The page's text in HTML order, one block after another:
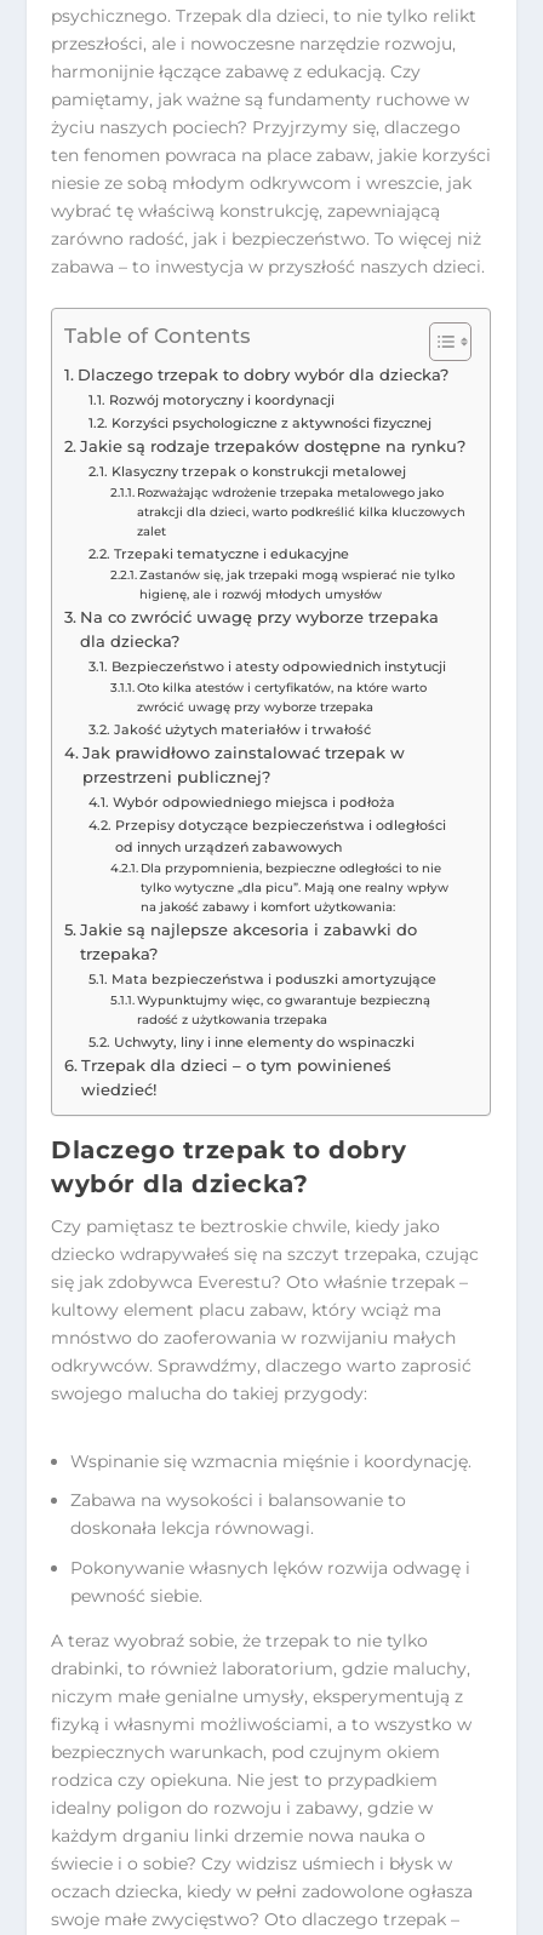
psychicznego. Trzepak dla dzieci, to nie tylko relikt
przeszłości, ale i nowoczesne narzędzie rozwoju,
harmonijnie łączące zabawę z edukacją. Czy
pamiętamy, jak ważne są fundamenty ruchowe w
życiu naszych pociech? Przyjrzymy się, dlaczego
ten fenomen powraca na place zabaw, jakie korzyści
niesie ze sobą młodym odkrywcom i wreszcie, jak
wybrać tę właściwą konstrukcję, zapewniającą
zarówno radość, jak i bezpieczeństwo. To więcej niż
zabawa – to inwestycja w przyszłość naszych dzieci.
Table of Contents
Dlaczego trzepak to dobry wybór dla dziecka?
Rozwój motoryczny i koordynacji
Korzyści psychologiczne z aktywności fizycznej
Jakie są rodzaje trzepaków dostępne na rynku?
Klasyczny trzepak o konstrukcji metalowej
Rozważając wdrożenie trzepaka metalowego jako
atrakcji dla dzieci, warto podkreślić kilka kluczowych
zalet
Trzepaki tematyczne i edukacyjne
Zastanów się, jak trzepaki mogą wspierać nie tylko
higienę, ale i rozwój młodych umysłów
Na co zwrócić uwagę przy wyborze trzepaka
dla dziecka?
Bezpieczeństwo i atesty odpowiednich instytucji
Oto kilka atestów i certyfikatów, na które warto
zwrócić uwagę przy wyborze trzepaka
Jakość użytych materiałów i trwałość
Jak prawidłowo zainstalować trzepak w
przestrzeni publicznej?
Wybór odpowiedniego miejsca i podłoża
Przepisy dotyczące bezpieczeństwa i odległości
od innych urządzeń zabawowych
Dla przypomnienia, bezpieczne odległości to nie
tylko wytyczne „dla picu”. Mają one realny wpływ
na jakość zabawy i komfort użytkowania:
Jakie są najlepsze akcesoria i zabawki do
trzepaka?
Mata bezpieczeństwa i poduszki amortyzujące
Wypunktujmy więc, co gwarantuje bezpieczną
radość z użytkowania trzepaka
Uchwyty, liny i inne elementy do wspinaczki
Trzepak dla dzieci – o tym powinieneś
wiedzieć!
Dlaczego trzepak to dobry
wybór dla dziecka?
Czy pamiętasz te beztroskie chwile, kiedy jako
dziecko wdrapywałeś się na szczyt trzepaka, czując
się jak zdobywca Everestu? Oto właśnie trzepak –
kultowy element placu zabaw, który wciąż ma
mnóstwo do zaoferowania w rozwijaniu małych
odkrywców. Sprawdźmy, dlaczego warto zaprosić
swojego malucha do takiej przygody:
Wspinanie się wzmacnia mięśnie i koordynację.
Zabawa na wysokości i balansowanie to
doskonała lekcja równowagi.
Pokonywanie własnych lęków rozwija odwagę i
pewność siebie.
A teraz wyobraź sobie, że trzepak to nie tylko
drabinki, to również laboratorium, gdzie maluchy,
niczym małe genialne umysły, eksperymentują z
fizyką i własnymi możliwościami, a to wszystko w
bezpiecznych warunkach, pod czujnym okiem
rodzica czy opiekuna. Nie jest to przypadkiem
idealny poligon do rozwoju i zabawy, gdzie w
każdym drganiu linki drzemie nowa nauka o
świecie i o sobie? Czy widzisz uśmiech i błysk w
oczach dziecka, kiedy w pełni zadowolone ogłasza
swoje małe zwycięstwo? Oto dlaczego trzepak –